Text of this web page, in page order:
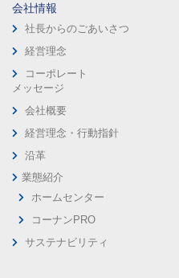
会社情報
社長からのごあいさつ
経営理念
コーポレート
メッセージ
会社概要
経営理念・行動指針
沿革
業態紹介
ホームセンター
コーナンPRO
サステナビリティ